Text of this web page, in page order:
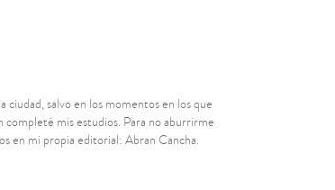
salvo en los momentos en los que
mis estudios. Para no aburrirme
en mi propia editorial: Abran Cancha.